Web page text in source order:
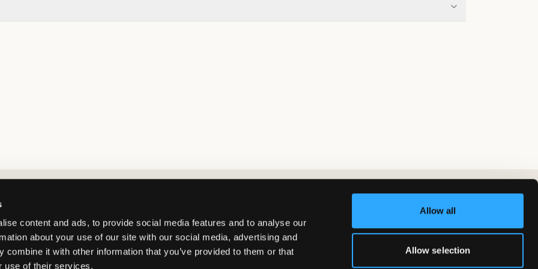
content and ads, to provide social media features and to analyse our
about your use of our site with our social media, advertising and
combine it with other information that you’ve provided to them or that
use of their services.
Allow all
Allow selection